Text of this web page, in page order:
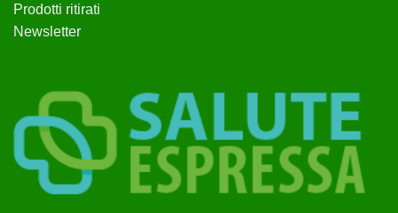
Prodotti ritirati
Newsletter